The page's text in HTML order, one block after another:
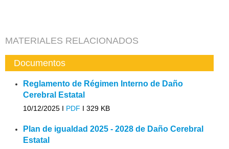
MATERIALES RELACIONADOS
Documentos
Reglamento de Régimen Interno de Daño
Cerebral Estatal
10/12/2025 I PDF I 329 KB
Plan de igualdad 2025 - 2028 de Daño Cerebral
Estatal